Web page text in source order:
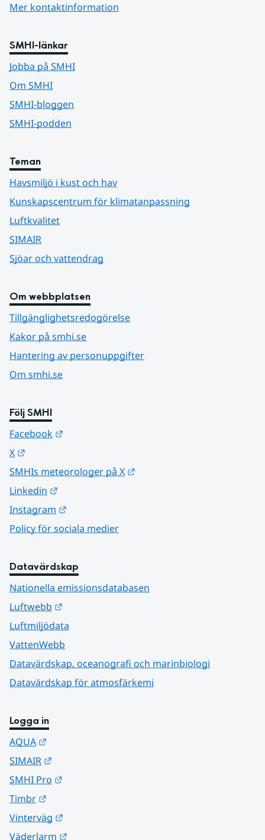
Mer kontaktinformation
SMHI-länkar
Jobba på SMHI
Om SMHI
SMHI-bloggen
SMHI-podden
Teman
Havsmiljö i kust och hav
Kunskapscentrum för klimatanpassning
Luftkvalitet
SIMAIR
Sjöar och vattendrag
Om webbplatsen
Tillgänglighetsredogörelse
Kakor på smhi.se
Hantering av personuppgifter
Om smhi.se
Följ SMHI
Facebook
X
SMHIs meteorologer på X
Linkedin
Instagram
Policy för sociala medier
Datavärdskap
Nationella emissionsdatabasen
Luftwebb
Luftmiljödata
VattenWebb
Datavärdskap, oceanografi och marinbiologi
Datavärdskap för atmosfärkemi
Logga in
AQUA
SIMAIR
SMHI Pro
Timbr
Vinterväg
Väderlarm